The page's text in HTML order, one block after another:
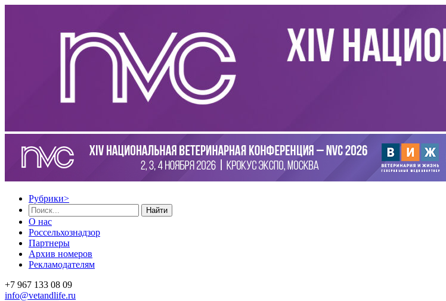
Рубрики>
Найти
О нас
Россельхознадзор
Партнеры
Архив номеров
Рекламодателям
+7 967 133 08 09
info@vetandlife.ru